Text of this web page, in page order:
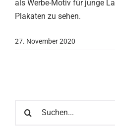
als Werbe-Motiv für junge
Plakaten zu sehen.
27. November 2020
nach: